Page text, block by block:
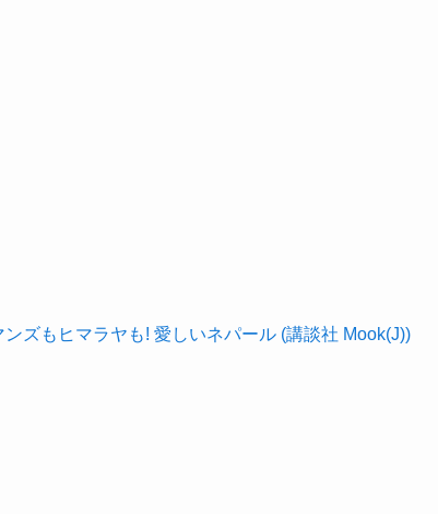
ズもヒマラヤも! 愛しいネパール (講談社 Mook(J))